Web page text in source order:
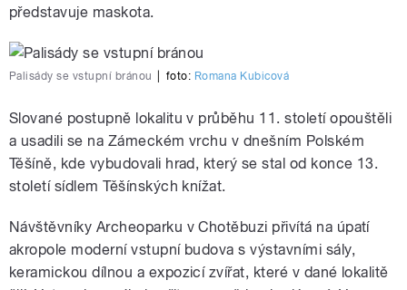
představuje maskota.
Palisády se vstupní bránou foto: Romana Kubicová
Slované postupně lokalitu v průběhu 11. století opouštěli
a usadili se na Zámeckém vrchu v dnešním Polském
Těšíně, kde vybudovali hrad, který se stal od konce 13.
století sídlem Těšínských knížat.
Návštěvníky Archeoparku v Chotěbuzi přivítá na úpatí
akropole moderní vstupní budova s výstavními sály,
keramickou dílnou a expozicí zvířat, které v dané lokalitě